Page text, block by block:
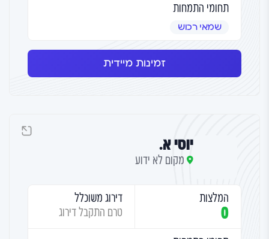
תחומי התמחות
שמאי רכוש
זמינות מיידית
יוסי א.
מקום לא ידוע
המלצות
0
דירוג משוכלל
טרם התקבל דירוג